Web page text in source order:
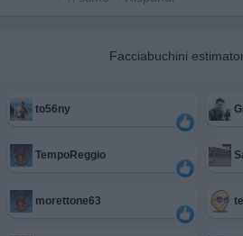
Facciabuchini
to56ny
TempoReggio
morettone63